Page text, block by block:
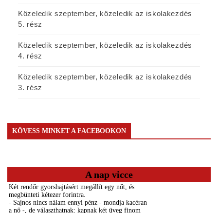
Közeledik szeptember, közeledik az iskolakezdés
5. rész
Közeledik szeptember, közeledik az iskolakezdés
4. rész
Közeledik szeptember, közeledik az iskolakezdés
3. rész
KÖVESS MINKET A FACEBOOKON
A nap vicce